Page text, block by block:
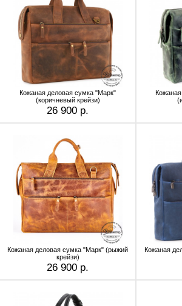
Кожаная деловая сумка "Марк"
(коричневый крейзи)
26 900 р.
Кожаная деловая сумка "Марк" (рыжий
крейзи)
26 900 р.
Кожаная